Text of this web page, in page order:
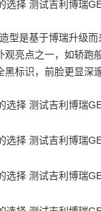
型是基于博瑞升级
观亮点之一，如轿跑
标识，前脸更显深